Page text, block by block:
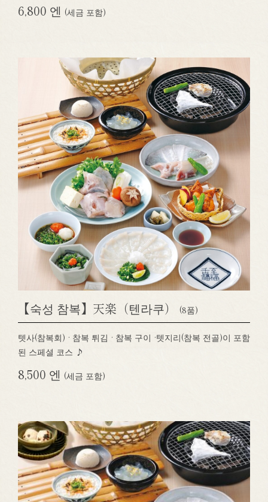
6,800 엔 (세금 포함)
【숙성 참복】天楽（텐라쿠） (8품)
텟사(참복회) · 참복 튀김 · 참복 구이 ·텟지리(참복 전골)이 포함
된 스페셜 코스 ♪
8,500 엔 (세금 포함)